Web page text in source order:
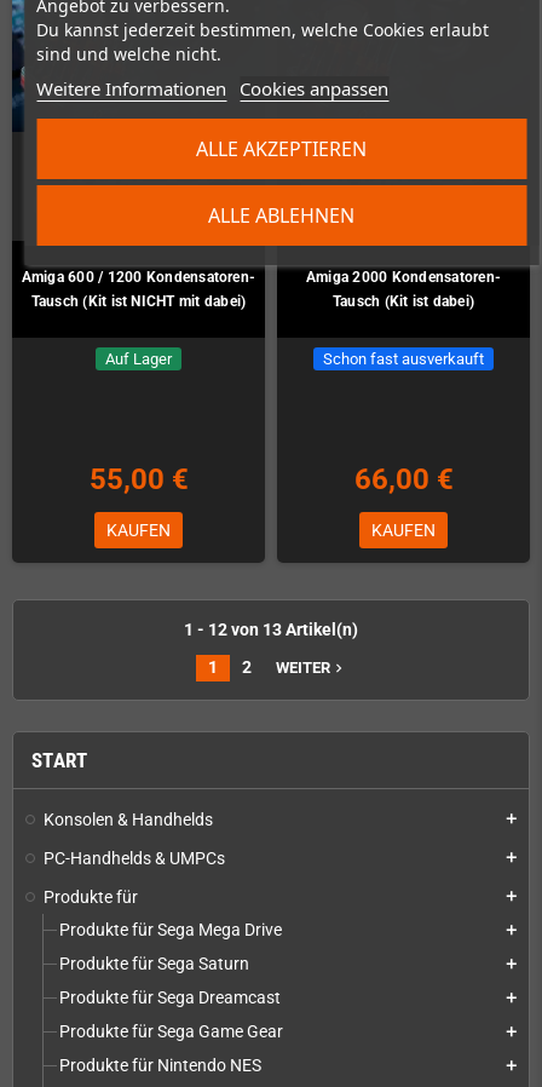
Angebot zu verbessern.
Du kannst jederzeit bestimmen, welche Cookies erlaubt
sind und welche nicht.
Weitere Informationen Cookies anpassen
ALLE ABLEHNEN
ALLE AKZEPTIEREN
START
Konsolen & Handhelds add
PC-Handhelds & UMPCs add
Produkte für add
Produkte für Sega Mega Drive add
Produkte für Sega Saturn add
Produkte für Sega Dreamcast add
Produkte für Sega Game Gear add
Produkte für Nintendo NES add
Amiga 600 / 1200 Kondensatoren-
Tausch (Kit ist NICHT mit dabei)
Auf Lager
55,00 €
KAUFEN
Amiga 2000 Kondensatoren-
Tausch (Kit ist dabei)
Schon fast ausverkauft
66,00 €
KAUFEN
1 - 12 von 13 Artikel(n)
1
2 WEITERnavigate_next